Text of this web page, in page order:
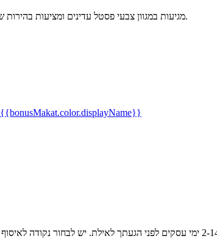
אוזניות נרתיק אלחוטיות של המותג Hello Kitty. מגיעות במגוון צבעי פסטל עדינים ומציעות בהירות שמע ואלגנטיות.
{{bonusMakat.color.displayName}}